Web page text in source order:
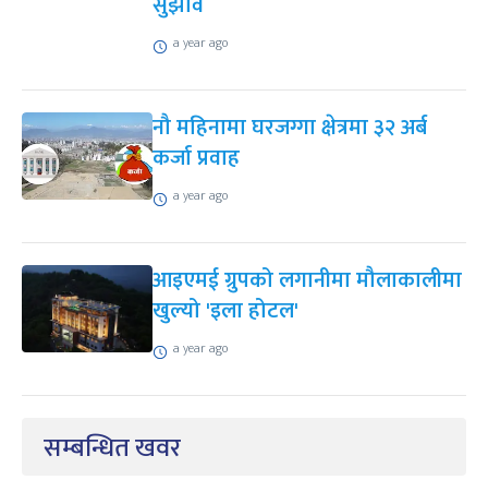
a year ago
नौ महिनामा घरजग्गा क्षेत्रमा ३२ अर्ब
कर्जा प्रवाह
a year ago
आइएमई ग्रुपको लगानीमा मौलाकालीमा
खुल्यो 'इला होटल'
a year ago
सम्बन्धित खवर